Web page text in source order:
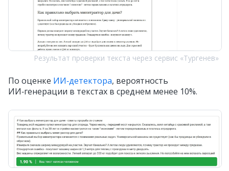
Результат проверки текста через сервис «Тургенев»
По оценке ИИ‑детектора, вероятность
ИИ‑генерации в текстах в среднем менее 10%.